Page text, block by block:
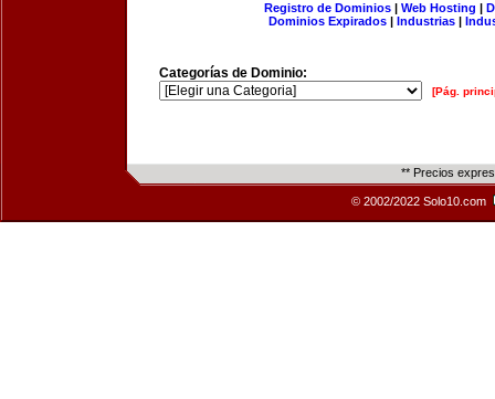
Registro de Dominios| Web Hosting |
Dominios Expirados | Industrias |
Categorías de Dominio:
[Pág.
** Precios
© 2002/2022 Solo10.com